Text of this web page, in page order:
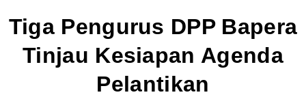
Tiga Pengurus DPP Bapera
Tinjau Kesiapan Agenda
Pelantikan